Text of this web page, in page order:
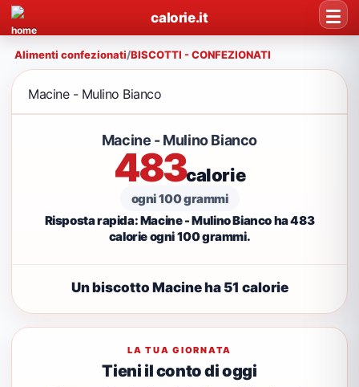
calorie.it
Alimenti confezionati/BISCOTTI - CONFEZIONATI
Macine - Mulino Bianco
Macine - Mulino Bianco
483calorie
ogni 100 grammi
Risposta rapida: Macine - Mulino Bianco ha 483
calorie ogni 100 grammi.
Un biscotto Macine ha 51 calorie
LA TUA GIORNATA
Tieni il conto di oggi